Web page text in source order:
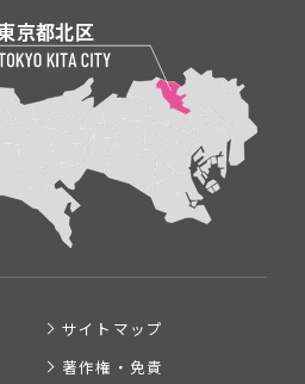
サイトマップ
著作権・免責